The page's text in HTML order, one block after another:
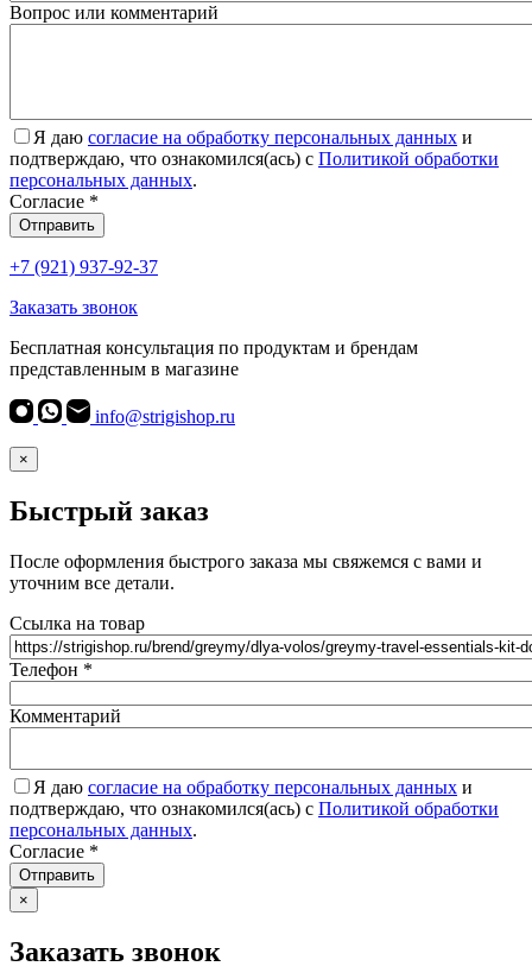
Вопрос или комментарий
Я даю согласие на обработку персональных данных и
подтверждаю, что ознакомился(ась) с Политикой обработки
персональных данных.
Согласие *
Отправить
+7 (921) 937-92-37
Заказать звонок
Бесплатная консультация по продуктам и брендам
представленным в магазине
info@strigishop.ru
×
Быстрый заказ
После оформления быстрого заказа мы свяжемся с вами и
уточним все детали.
Ссылка на товар
Телефон *
Комментарий
Я даю согласие на обработку персональных данных и
подтверждаю, что ознакомился(ась) с Политикой обработки
персональных данных.
Согласие *
Отправить
×
Заказать звонок